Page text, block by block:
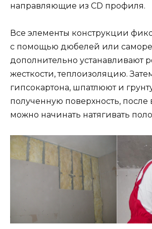
направляющие из CD профиля.
Все элементы конструкции
с помощью дюбелей или
дополнительно устанавливают
жесткости, теплоизоляцию.
гипсокартона, шпатлюют и
полученную поверхность, после
можно начинать натягивать